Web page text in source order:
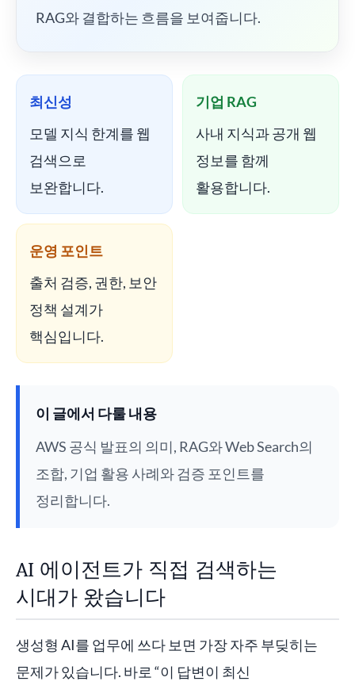
RAG와 결합하는 흐름을 보여줍니다.
최신성
모델 지식 한계를 웹
검색으로
보완합니다.
기업 RAG
사내 지식과 공개 웹
정보를 함께
활용합니다.
운영 포인트
출처 검증, 권한, 보안
정책 설계가
핵심입니다.
이 글에서 다룰 내용
AWS 공식 발표의 의미, RAG와 Web Search의
조합, 기업 활용 사례와 검증 포인트를
정리합니다.
AI 에이전트가 직접 검색하는
시대가 왔습니다
생성형 AI를 업무에 쓰다 보면 가장 자주 부딪히는
문제가 있습니다. 바로 “이 답변이 최신